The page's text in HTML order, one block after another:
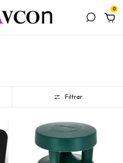
0
Filtrar